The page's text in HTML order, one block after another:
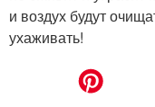
и воздух будут
ухаживать!